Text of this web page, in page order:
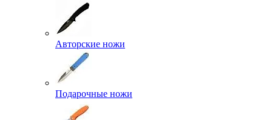
Авторские ножи
Подарочные ножи